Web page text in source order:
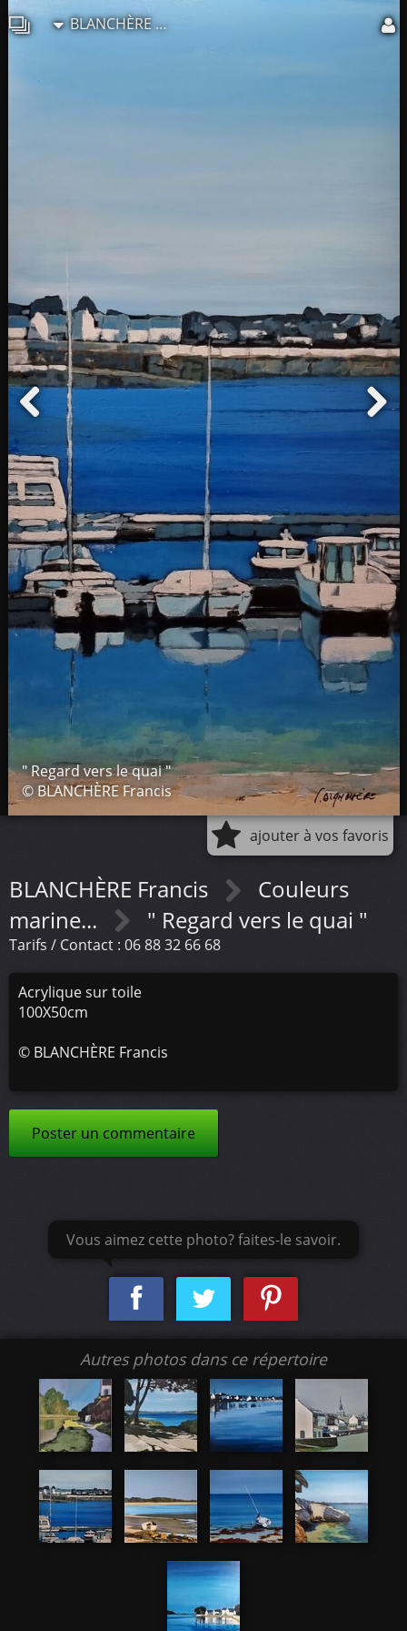
BLANCHÈRE Francis
" Regard vers le quai "
© BLANCHÈRE Francis
ajouter à vos favoris
BLANCHÈRE Francis
Couleurs
marine...
" Regard vers le quai "
Tarifs / Contact : 06 88 32 66 68
Acrylique sur toile
100X50cm
© BLANCHÈRE Francis
Poster un commentaire
Vous aimez cette photo? faites-le savoir.
Autres photos dans ce répertoire